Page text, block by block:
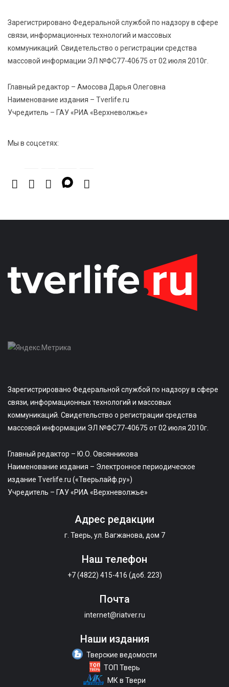
7 Авг 2026 23:02 535
В Тверской области стартовала четвертая смена:
инспекторы ГИБДД напомнили школьникам
правила безопасности в автобусах
Зарегистрировано Федеральной службой по надзору в сфере
связи, информационных технологий и массовых
коммуникаций. Свидетельство о регистрации средства
массовой информации ЭЛ №ФС77-40675 от 02 июля 2010г.
Главный редактор – Амосова Дарья Олеговна
Наименование издания – Tverlife.ru
Учредитель – ГАУ «РИА «Верхневолжье»
Мы в соцсетях:
Зарегистрировано Федеральной службой по надзору в сфере
связи, информационных технологий и массовых
коммуникаций. Свидетельство о регистрации средства
массовой информации ЭЛ №ФС77-40675 от 02 июля 2010г.
Главный редактор – Ю.О. Овсянникова
Наименование издания – Электронное периодическое
издание Tverlife.ru («Тверьлайф.ру»)
Учредитель – ГАУ «РИА «Верхневолжье»
Адрес редакции
г. Тверь, ул. Вагжанова, дом 7
Наш телефон
+7 (4822) 415-416 (доб. 223)
Почта
internet@riatver.ru
Наши издания
Тверские ведомости
ТОП Тверь
МК в Твери